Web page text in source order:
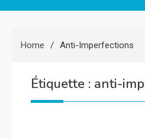
Home Anti-Imperfections
Étiquette : anti-